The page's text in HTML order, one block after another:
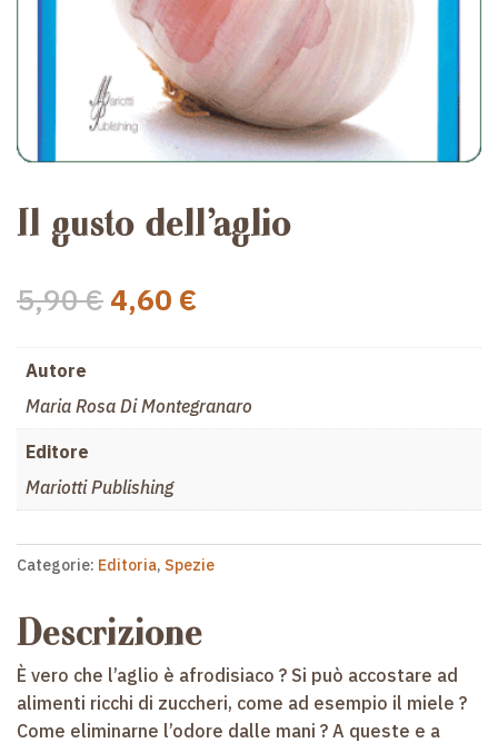
Il gusto dell’aglio
5,90€ Il
prezzo
originale
5,90 €.
4,60 €Il
attuale
4,60 €.
Autore
Maria Rosa Di Montegranaro
Editore
Mariotti Publishing
Categorie: Editoria, Spezie
Descrizione
È vero che l’aglio è afrodisiaco ? Si può accostare ad
alimenti ricchi di zuccheri, come ad esempio il miele ?
Come eliminarne l’odore dalle mani ? A queste e a